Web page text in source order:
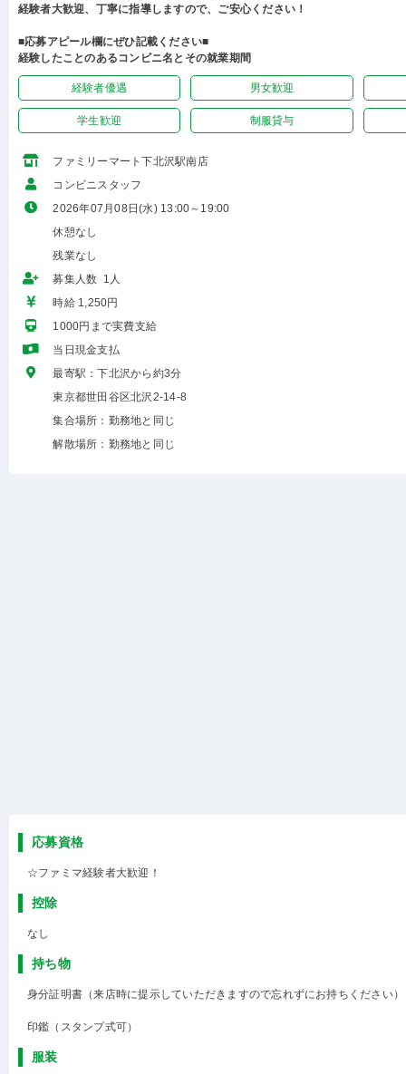
経験者大歓迎、丁寧に指導しますので、ご安心ください！
■応募アピール欄にぜひ記載ください■
経験したことのあるコンビニ名とその就業期間
経験者優遇 男女歓迎
学生歓迎 制服貸与
ファミリーマート下北沢駅南店
コンビニスタッフ
2026年07月08日(水) 13:00～19:00
休憩なし
残業なし
募集人数 1人
時給 1,250円
1000円まで実費支給
当日現金支払
最寄駅：下北沢から約3分
東京都世田谷区北沢2-14-8
集合場所：勤務地と同じ
解散場所：勤務地と同じ
応募資格
☆ファミマ経験者大歓迎！
控除
なし
持ち物
身分証明書（来店時に提示していただきますので忘れずにお持ちください）
印鑑（スタンプ式可）
服装